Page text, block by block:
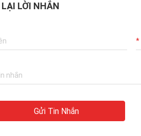
LỜI NHẮN
Gửi Tin Nhắn